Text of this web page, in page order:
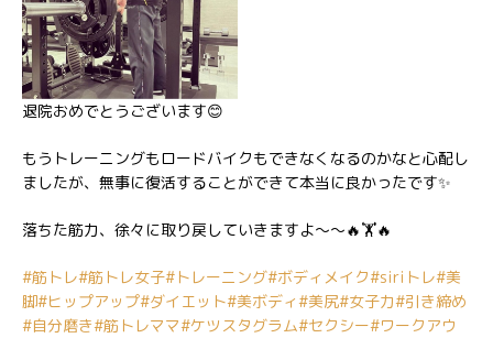
退院おめでとうございます😊
もうトレーニングもロードバイクもできなくなるのかなと心配し
ましたが、無事に復活することができて本当に良かったです✨
落ちた筋力、徐々に取り戻していきますよ〜〜🔥🏋️🔥
#筋トレ#筋トレ女子#トレーニング#ボディメイク#siriトレ#美
脚#ヒップアップ#ダイエット#美ボディ#美尻#女子力#引き締め
#自分磨き#筋トレママ#ケツスタグラム#セクシー#ワークアウ